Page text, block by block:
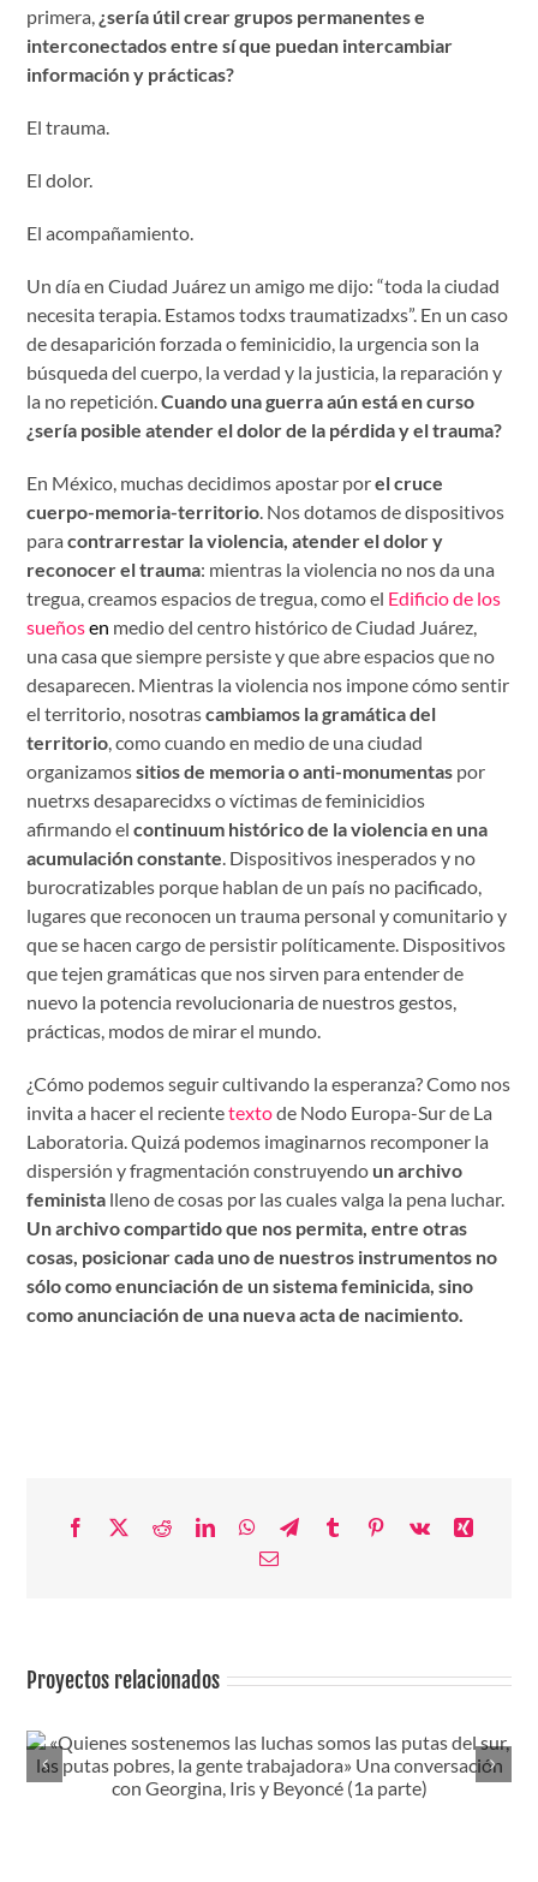
primera, ¿sería útil crear grupos permanentes e
interconectados entre sí que puedan intercambiar
información y prácticas?
El trauma.
El dolor.
El acompañamiento.
Un día en Ciudad Juárez un amigo me dijo: “toda la ciudad
necesita terapia. Estamos todxs traumatizadxs”. En un caso
de desaparición forzada o feminicidio, la urgencia son la
búsqueda del cuerpo, la verdad y la justicia, la reparación y
la no repetición.Cuando una guerra aún está en curso
¿sería posible atender el dolor de la pérdida y el trauma?
En México, muchas decidimos apostar porel cruce
cuerpo-memoria-territorio . Nos dotamos de dispositivos
paracontrarrestar la violencia, atender el dolor y
reconocer el trauma: mientras la violencia no nos da una
tregua, creamos espacios de tregua, como el Edificio de los
sueñosen medio del centro histórico de Ciudad Juárez,
una casa que siempre persiste y que abre espacios que no
desaparecen. Mientras la violencia nos impone cómo sentir
el territorio, nosotrascambiamos la gramática del
territorio , como cuando en medio de una ciudad
organizamossitios de memoria o anti-monumentas por
nuetrxs desaparecidxs o víctimas de feminicidios
afirmando elcontinuum histórico de la violencia en una
acumulación constante . Dispositivos inesperados y no
burocratizables porque hablan de un país no pacificado,
lugares que reconocen un trauma personal y comunitario y
que se hacen cargo de persistir políticamente. Dispositivos
que tejen gramáticas que nos sirven para entender de
nuevo la potencia revolucionaria de nuestros gestos,
prácticas, modos de mirar el mundo.
¿Cómo podemos seguir cultivando la esperanza? Como nos
invita a hacer el recientetextode Nodo Europa-Sur de La
Laboratoria. Quizá podemos imaginarnos recomponer la
dispersión y fragmentación construyendo un archivo
feminista lleno de cosas por las cuales valga la pena luchar.
Un archivo compartido que nos permita, entre otras
cosas, posicionar cada uno de nuestros instrumentos no
sólo como enunciación de un sistema feminicida, sino
como anunciación de una nueva acta de nacimiento.
Facebook
X RedditLinkedInWhatsApp
TelegramTumblrPinterest
Vk
Xing
Correo
Proyectos relacionados
Lucha, cuidados, gozo. Una entrevista a la Candidata Sin
Papeles de Bruselas